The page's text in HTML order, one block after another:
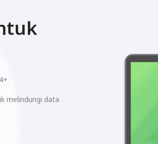
melindungi data